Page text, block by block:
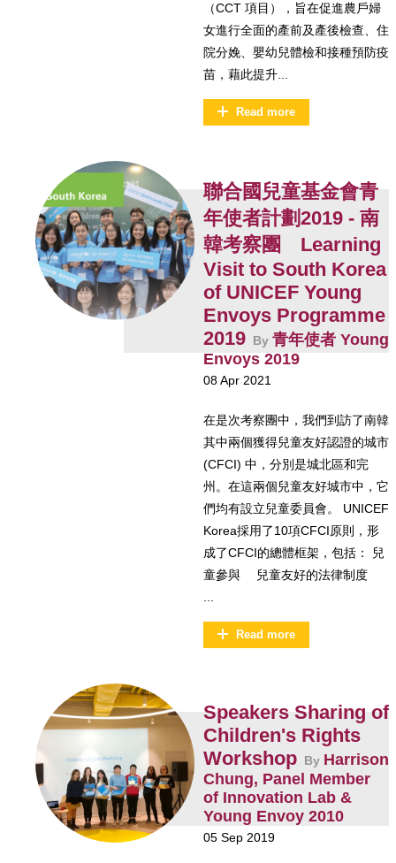
（CCT 項目），旨在促進農戶婦
女進行全面的產前及產後檢查、住
院分娩、嬰幼兒體檢和接種預防疫
苗，藉此提升...
Read more
聯合國兒童基金會青
年使者計劃2019 - 南
韓考察團 Learning
Visit to South Korea
of UNICEF Young
Envoys Programme
2019 By 青年使者 Young
Envoys 2019
08 Apr 2021
在是次考察團中，我們到訪了南韓
其中兩個獲得兒童友好認證的城市
(CFCI) 中，分別是城北區和完
州。在這兩個兒童友好城市中，它
們均有設立兒童委員會。 UNICEF
Korea採用了10項CFCI原則，形
成了CFCI的總體框架，包括： 兒
童參與 兒童友好的法律制度
Read more
Speakers Sharing of
Children's Rights
Workshop By Harrison
Chung, Panel Member
of Innovation Lab &
Young Envoy 2010
05 Sep 2019